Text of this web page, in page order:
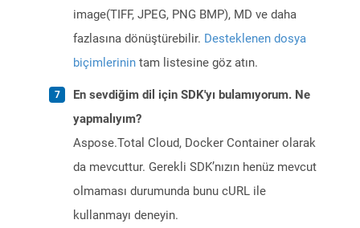
image(TIFF, JPEG, PNG BMP), MD ve daha
fazlasına dönüştürebilir. Desteklenen dosya
biçimlerinin tam listesine göz atın.
En sevdiğim dil için SDK'yı bulamıyorum. Ne
yapmalıyım?
Aspose.Total Cloud, Docker Container olarak
da mevcuttur. Gerekli SDK’nızın henüz mevcut
olmaması durumunda bunu cURL ile
kullanmayı deneyin.